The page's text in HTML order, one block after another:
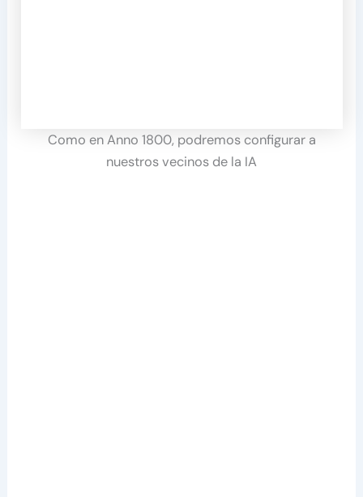
Como en Anno 1800, podremos configurar a
nuestros vecinos de la IA